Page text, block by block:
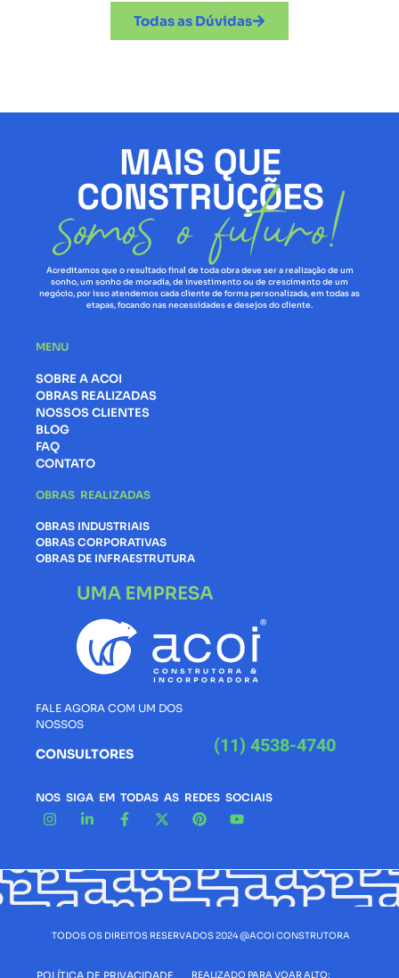
Todas as Dúvidas
Acreditamos que o resultado final de toda obra deve ser a realização de um
sonho, um sonho de moradia, de investimento ou de crescimento de um
negócio, por isso atendemos cada cliente de forma personalizada, em todas as
etapas, focando nas necessidades e desejos do cliente.
MENU
SOBRE A ACOI
OBRAS REALIZADAS
NOSSOS CLIENTES
BLOG
FAQ
CONTATO
OBRAS REALIZADAS
OBRAS INDUSTRIAIS
OBRAS CORPORATIVAS
OBRAS DE INFRAESTRUTURA
FALE AGORA COM UM DOS
NOSSOS
CONSULTORES (11) 4538-4740
NOS SIGA EM TODAS AS REDES SOCIAIS
TODOS OS DIREITOS RESERVADOS 2024 @ACOI CONSTRUTORA
REALIZADO PARA VOAR ALTO: